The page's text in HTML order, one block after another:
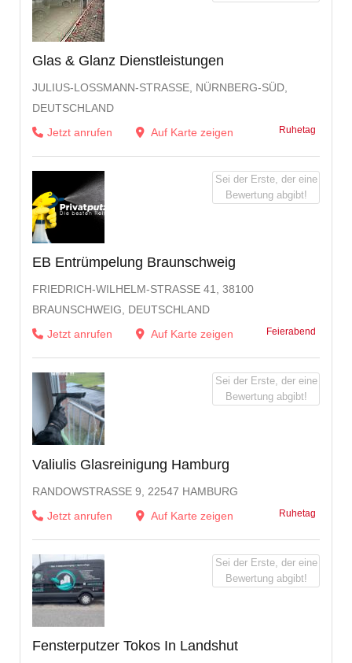
Glas & Glanz Dienstleistungen
JULIUS-LOSSMANN-STRASSE, NÜRNBERG-SÜD, DE
UTSCHLAND
Jetzt anrufen
Auf Karte zeigen Ruhetag
EB Entrümpelung Braunschweig
FRIEDRICH-WILHELM-STRASSE 41, 38100 B
RAUNSCHWEIG, DEUTSCHLAND
Jetzt anrufen
Auf Karte zeigen Feierabend
Sei der Erste, der eine
Bewertung abgibt!
Valiulis Glasreinigung Hamburg
RANDOWSTRASSE 9, 22547 HAMBURG
Jetzt anrufen
Auf Karte zeigen Ruhetag
Sei der Erste, der eine
Bewertung abgibt!
Fensterputzer Tokos In Landshut
Sei der Erste, der eine
Bewertung abgibt!